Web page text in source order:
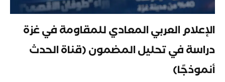
الإعلام العربي المعادي للمقاومة في غزة
دراسة في تحليل المضمون (قناة الحدث
أنموذجًا)